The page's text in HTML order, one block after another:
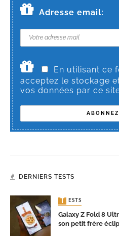
Adresse email:
En utilisant ce
acceptez le stockage
vos données par ce
DERNIERS TESTS
TESTS
Galaxy Z Fold 8
son petit frère